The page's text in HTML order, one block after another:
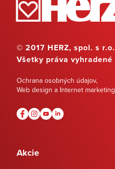
© 2017 HERZ, spol. s r.o.
Všetky práva vyhradené
Ochrana osobných údajov,
Web design a Internet marketing
Akcie